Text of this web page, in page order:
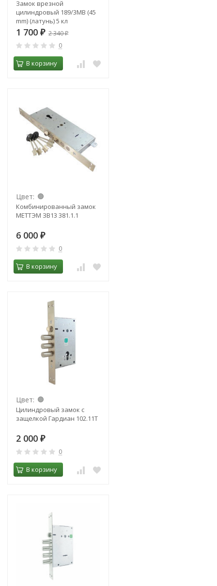
Замок врезной
цилиндровый 189/3MB (45
mm) (латунь) 5 кл
1 700 ₽ 2 340₽
0
В корзину
Цвет:
Комбинированный замок
МЕТТЭМ ЗВ13 381.1.1
6 000 ₽
0
В корзину
Цвет:
Цилиндровый замок с
защелкой Гардиан 102.11T
2 000 ₽
0
В корзину